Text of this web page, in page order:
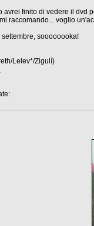
avrei finito di vedere il dvd
raccomando... voglio
soooooooka!
Lelev*/Zigulì)